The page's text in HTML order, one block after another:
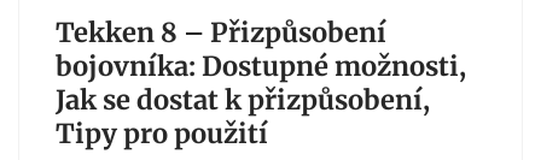
Tekken 8 – Přizpůsobení
bojovníka: Dostupné možnosti,
Jak se dostat k přizpůsobení,
Tipy pro použití